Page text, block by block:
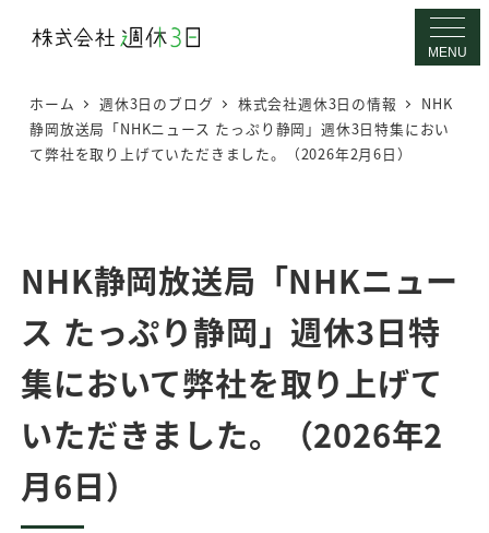
へ
移
MENU
ホーム 週休3日のブログ 株式会社週休3日の情報
NHK
静岡放送局「NHKニュース たっぷり静岡」週休3日特集におい
て弊社を取り上げていただきました。（2026年2月6日）
NHK静岡放送局「NHKニュー
ス たっぷり静岡」週休3日特
集において弊社を取り上げて
いただきました。（2026年2
月6日）